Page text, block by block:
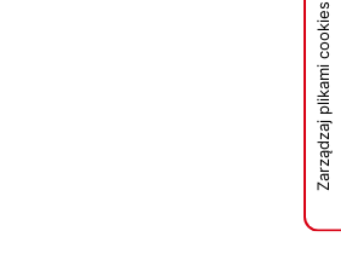
Zarządzaj plikami cookies